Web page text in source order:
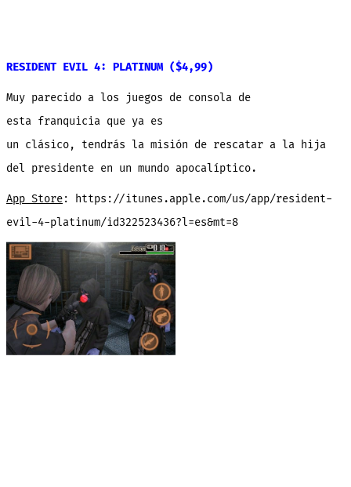
RESIDENT EVIL 4: PLATINUM ($4,99)
Muy parecido a los juegos de consola de
esta franquicia que ya es
un clásico, tendrás la misión de rescatar a la hija
del presidente en un mundo apocalíptico.
App Store: https://itunes.apple.com/us/app/resident-
evil-4-platinum/id322523436?l=es&mt=8